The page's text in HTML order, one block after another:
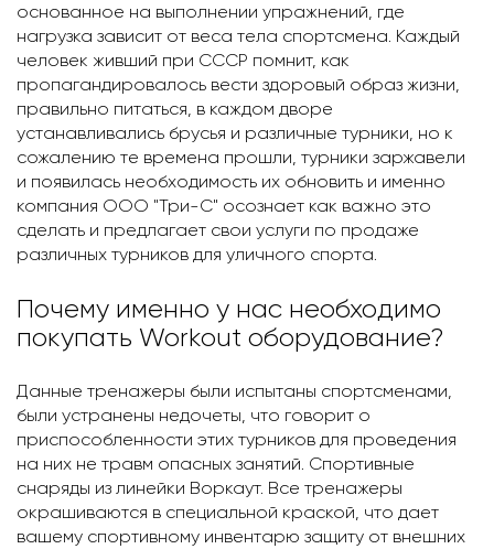
основанное на выполнении упражнений, где
нагрузка зависит от веса тела спортсмена. Каждый
человек живший при СССР помнит, как
пропагандировалось вести здоровый образ жизни,
правильно питаться, в каждом дворе
устанавливались брусья и различные турники, но к
сожалению те времена прошли, турники заржавели
и появилась необходимость их обновить и именно
компания ООО "Три-С" осознает как важно это
сделать и предлагает свои услуги по продаже
различных турников для уличного спорта.
Почему именно у нас необходимо
покупать Workout оборудование?
Данные тренажеры были испытаны спортсменами,
были устранены недочеты, что говорит о
приспособленности этих турников для проведения
на них не травм опасных занятий. Спортивные
снаряды из линейки Воркаут. Все тренажеры
окрашиваются в специальной краской, что дает
вашему спортивному инвентарю защиту от внешних